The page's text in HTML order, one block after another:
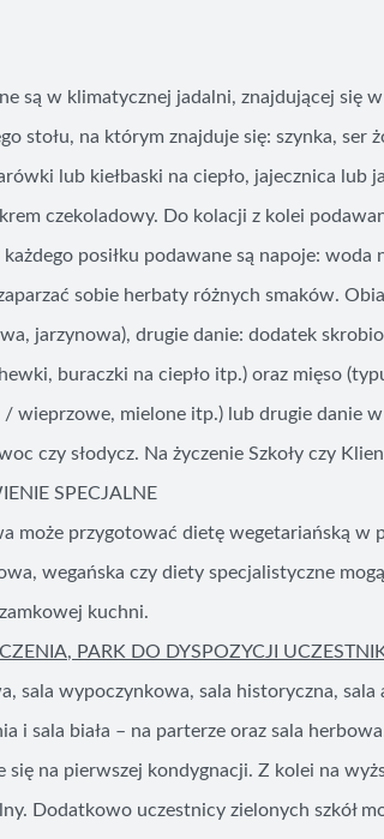
są w klimatycznej jadalni, znajdującej się
stołu, na którym znajduje się: szynka, ser
lub kiełbaski na ciepło, jajecznica lub
czekoladowy. Do kolacji z kolei
posiłku podawane są napoje:
sobie herbaty różnych smaków.
jarzynowa), drugie danie: dodatek
buraczki na ciepło itp.) oraz mięso
wieprzowe, mielone itp.) lub drugie danie
czy słodycz. Na życzenie Szkoły czy
SPECJALNE
może przygotować dietę wegetariańską
wegańska czy diety specjalistyczne
kuchni.
PARK DO DYSPOZYCJI
sala wypoczynkowa, sala historyczna,
i sala biała – na parterze oraz sala
się na pierwszej kondygnacji. Z kolei na
Dodatkowo uczestnicy zielonych szkół